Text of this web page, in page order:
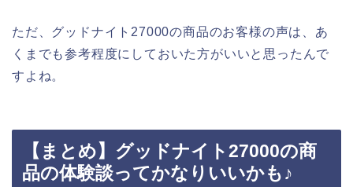
ただ、グッドナイト27000の商品のお客様の声は、あ
くまでも参考程度にしておいた方がいいと思ったんで
すよね。
【まとめ】グッドナイト27000の商
品の体験談ってかなりいいかも♪